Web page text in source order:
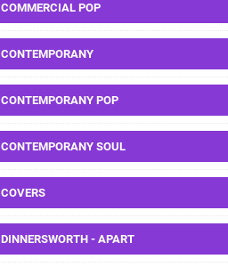
COMMERCIAL POP
CONTEMPORANY
CONTEMPORANY POP
CONTEMPORANY SOUL
COVERS
DINNERSWORTH - APART